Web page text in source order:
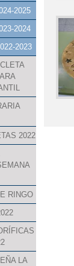
2025
2024
2023
2022
RINGO
LA